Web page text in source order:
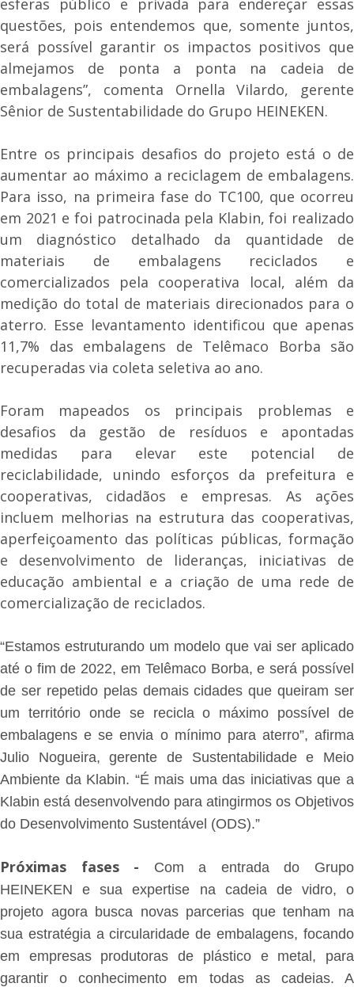
questões, pois entendemos que, somente juntos,
será possível garantir os impactos positivos que
almejamos de ponta a ponta na cadeia de
embalagens”, comenta Ornella Vilardo, gerente
Sênior de Sustentabilidade do Grupo HEINEKEN.
Entre os principais desafios do projeto está o de
aumentar ao máximo a reciclagem de embalagens.
Para isso, na primeira fase do TC100, que ocorreu
em 2021 e foi patrocinada pela Klabin, foi realizado
um diagnóstico detalhado da quantidade de
materiais de embalagens reciclados e
comercializados pela cooperativa local, além da
medição do total de materiais direcionados para o
aterro. Esse levantamento identificou que apenas
11,7% das embalagens de Telêmaco Borba são
recuperadas via coleta seletiva ao ano.
Foram mapeados os principais problemas e
desafios da gestão de resíduos e apontadas
medidas para elevar este potencial de
reciclabilidade, unindo esforços da prefeitura e
cooperativas, cidadãos e empresas. As ações
incluem melhorias na estrutura das cooperativas,
aperfeiçoamento das políticas públicas, formação
e desenvolvimento de lideranças, iniciativas de
educação ambiental e a criação de uma rede de
comercialização de reciclados.
“Estamos estruturando um modelo que vai ser aplicado
até o fim de 2022, em Telêmaco Borba, e será possível
de ser repetido pelas demais cidades que queiram ser
um território onde se recicla o máximo possível de
embalagens e se envia o mínimo para aterro”, afirma
Julio Nogueira, gerente de Sustentabilidade e Meio
Ambiente da Klabin. “É mais uma das iniciativas que a
Klabin está desenvolvendo para atingirmos os Objetivos
do Desenvolvimento Sustentável (ODS).”
Próximas fases -
Com a entrada do Grupo
HEINEKEN e sua expertise na cadeia de vidro, o
projeto agora busca novas parcerias que tenham na
sua estratégia a circularidade de embalagens, focando
em empresas produtoras de plástico e metal, para
garantir o conhecimento em todas as cadeias. A